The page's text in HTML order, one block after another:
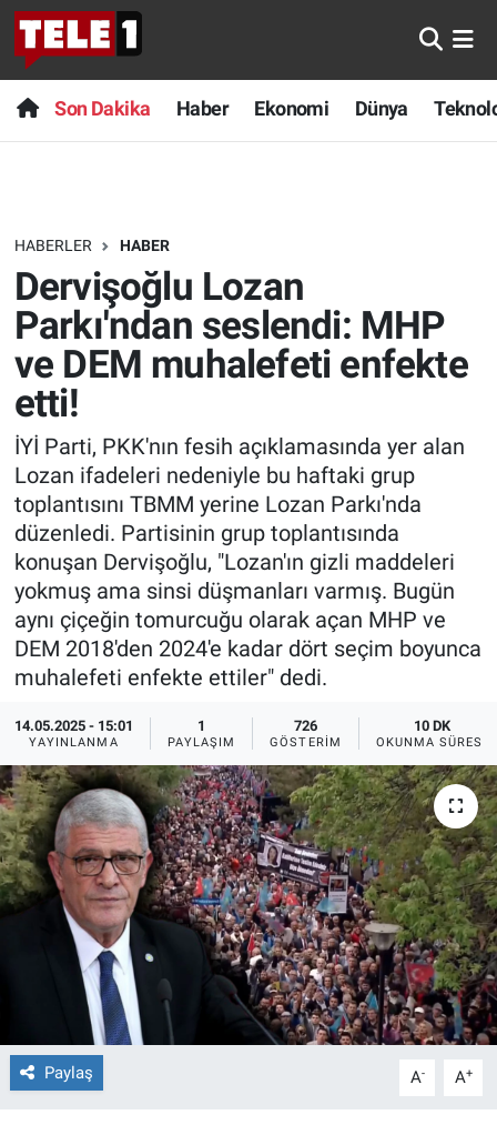
Son Dakika Haber Ekonomi Dünya
HABERLER HABER
Dervişoğlu Lozan
Parkı'ndan seslendi: MHP
ve DEM muhalefeti enfekte
etti!
İYİ Parti, PKK'nın fesih açıklamasında yer alan
Lozan ifadeleri nedeniyle bu haftaki grup
toplantısını TBMM yerine Lozan Parkı'nda
düzenledi. Partisinin grup toplantısında
konuşan Dervişoğlu, "Lozan'ın gizli maddeleri
yokmuş ama sinsi düşmanları varmış. Bugün
aynı çiçeğin tomurcuğu olarak açan MHP ve
DEM 2018'den 2024'e kadar dört seçim boyunca
muhalefeti enfekte ettiler" dedi.
14.05.2025 - 15:01
YAYINLANMA
1
PAYLAŞIM
726
GÖSTERIM
10 DK
OKUNMA SÜRESI
Paylaş A- A+
Anında Manşet
Başka Sohbetler
Bilim turu
Bilim ve Teknoloji Evreni
Doğa Konuşuyor
Dünya
Ege Saati
Ege'den Esintiler
Eğitim
Eğlence
Forum
Gerçeğin İzinde
Gün Başlıyor
Gün Bitiyor
Gün Ortası
Gündem Özel
Son Dakika
Haber
Dünya
Teknoloji
Sağlık
Spor
Yayın Akışı
İletişim
Nöbetçi Eczaneler
Hava Durumu
Trafik Durumu
Süper Lig Puan Durumu ve Fikstür
Tüm Manşetler
Son Dakika Haberleri
Haber Arşivi